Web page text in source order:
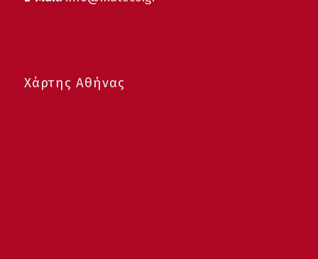
Χάρτης Αθήνας